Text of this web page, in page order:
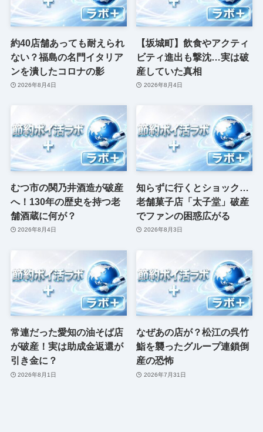
約40店舗あっても耐えられ
ない？福島の名門イタリア
ンを潰したコロナの影
2026年8月4日
【坂城町】飲食やアクティ
ビティ進出も撃沈…実は破
産していた真相
2026年8月4日
むつ市の関乃井酒造が破産
へ！130年の歴史を持つ老
舗酒蔵に何が？
2026年8月4日
知らずに行くとショック…
老舗菓子店「太子堂」破産
でファンの困惑広がる
2026年8月3日
常連だった愛知の油そば店
が破産！実は助成金返還が
引き金に？
2026年8月1日
なぜあの店が？松江の呉竹
鮨を襲ったグループ連鎖倒
産の恐怖
2026年7月31日